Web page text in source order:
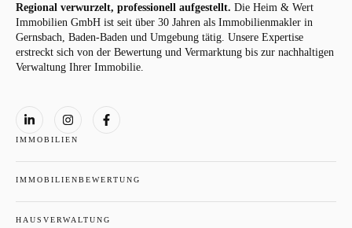
Regional verwurzelt, professionell aufgestellt. Die Heim & Wert
Immobilien GmbH ist seit über 30 Jahren als Immobilienmakler in
Gernsbach, Baden-Baden und Umgebung tätig. Unsere Expertise
erstreckt sich von der Bewertung und Vermarktung bis zur nachhaltigen
Verwaltung Ihrer Immobilie.
IMMOBILIEN
IMMOBILIENBEWERTUNG
HAUSVERWALTUNG